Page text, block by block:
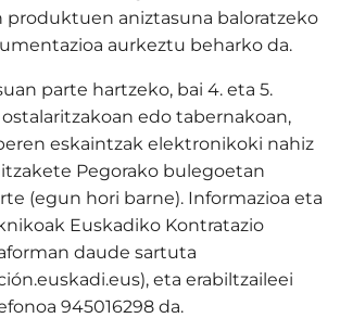
produktuen aniztasuna baloratzeko
aurkeztu beharko da.
parte hartzeko, bai 4. eta 5.
edo tabernakoan,
eskaintzak elektronikoki nahiz
Pegorako bulegoetan
(egun hori barne). Informazioa eta
Euskadiko Kontratazio
daude sartuta
eta erabiltzaileei
945016298 da.